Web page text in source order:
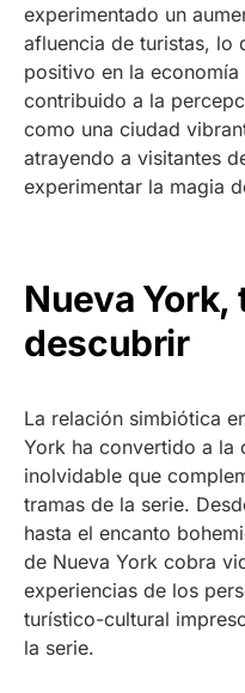
experimentado un
afluencia de turistas, lo
positivo en la
contribuido a la
como una ciudad
atrayendo a visitantes
experimentar la magia
Nueva York,
descubrir
La relación simbiótica
York ha convertido a la
inolvidable que
tramas de la serie.
hasta el encanto
de Nueva York cobra
experiencias de los
turístico-cultural
la serie.